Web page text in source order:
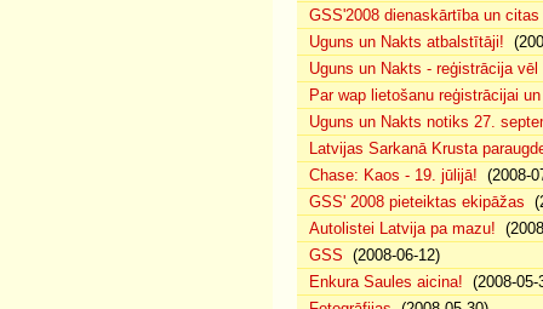
GSS'2008 dienaskārtība un
Uguns un Nakts atbalstītāji!
Uguns un Nakts - reģistrācija
Par wap lietošanu reģistrācijai
Uguns un Nakts notiks 27.
Latvijas Sarkanā Krusta
Chase: Kaos - 19. jūlijā! (2008-
GSS' 2008 pieteiktas ekipāžas
Autolistei Latvija pa mazu!
GSS (2008-06-12)
Enkura Saules aicina! (2008-05-